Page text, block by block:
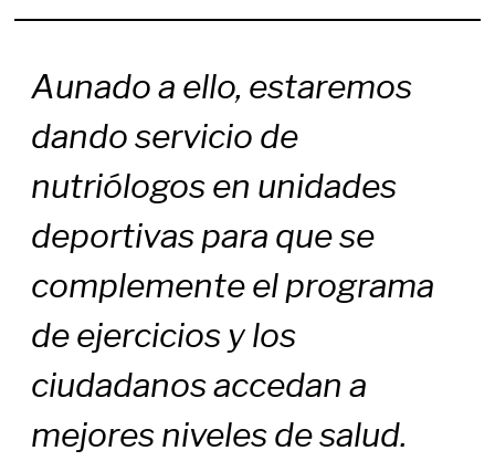
Aunado a ello, estaremos
dando servicio de
nutriólogos en unidades
deportivas para que se
complemente el programa
de ejercicios y los
ciudadanos accedan a
mejores niveles de salud.